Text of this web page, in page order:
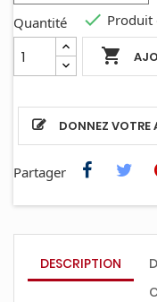
Quantité

 Produit
DONNEZ VOTRE
Partager
DESCRIPTION